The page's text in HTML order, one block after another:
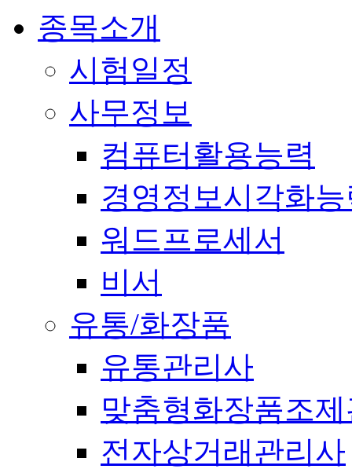
종목소개
시험일정
사무정보
컴퓨터활용능력
경영정보시각화
워드프로세서
비서
유통/화장품
유통관리사
맞춤형화장품조
전자상거래관리사